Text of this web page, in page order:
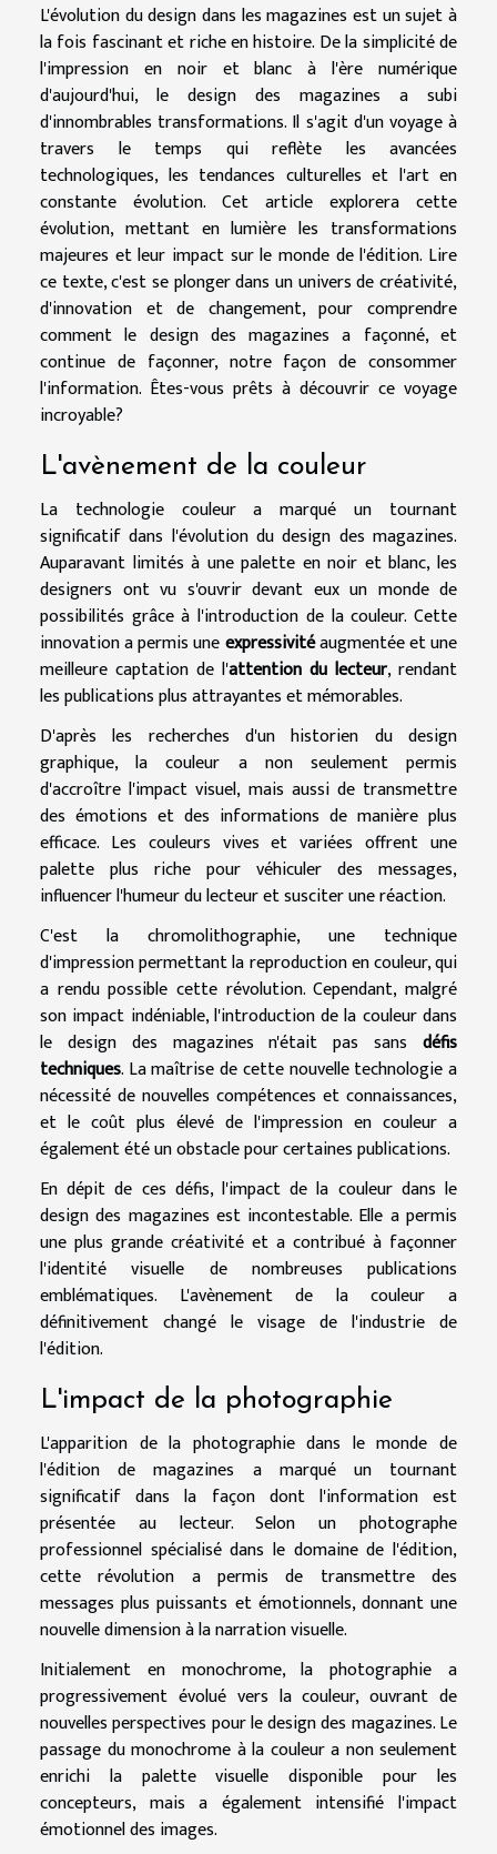
L'évolution du design dans les magazines est un sujet à
la fois fascinant et riche en histoire. De la simplicité de
l'impression en noir et blanc à l'ère numérique
d'aujourd'hui, le design des magazines a subi
d'innombrables transformations. Il s'agit d'un voyage à
travers le temps qui reflète les avancées
technologiques, les tendances culturelles et l'art en
constante évolution. Cet article explorera cette
évolution, mettant en lumière les transformations
majeures et leur impact sur le monde de l'édition. Lire
ce texte, c'est se plonger dans un univers de créativité,
d'innovation et de changement, pour comprendre
comment le design des magazines a façonné, et
continue de façonner, notre façon de consommer
l'information. Êtes-vous prêts à découvrir ce voyage
incroyable?
L'avènement de la couleur
La technologie couleur a marqué un tournant
significatif dans l'évolution du design des magazines.
Auparavant limités à une palette en noir et blanc, les
designers ont vu s'ouvrir devant eux un monde de
possibilités grâce à l'introduction de la couleur. Cette
innovation a permis uneexpressivitéaugmentée et une
meilleure captation de l'attention du lecteur, rendant
les publications plus attrayantes et mémorables.
D'après les recherches d'un historien du design
graphique, la couleur a non seulement permis
d'accroître l'impact visuel, mais aussi de transmettre
des émotions et des informations de manière plus
efficace. Les couleurs vives et variées offrent une
palette plus riche pour véhiculer des messages,
influencer l'humeur du lecteur et susciter une réaction.
C'est la chromolithographie, une technique
d'impression permettant la reproduction en couleur, qui
a rendu possible cette révolution. Cependant, malgré
son impact indéniable, l'introduction de la couleur dans
le design des magazines n'était pas sans défis
techniques. La maîtrise de cette nouvelle technologie a
nécessité de nouvelles compétences et connaissances,
et le coût plus élevé de l'impression en couleur a
également été un obstacle pour certaines publications.
En dépit de ces défis, l'impact de la couleur dans le
design des magazines est incontestable. Elle a permis
une plus grande créativité et a contribué à façonner
l'identité visuelle de nombreuses publications
emblématiques. L'avènement de la couleur a
définitivement changé le visage de l'industrie de
l'édition.
L'impact de la photographie
L'apparition de la photographie dans le monde de
l'édition de magazines a marqué un tournant
significatif dans la façon dont l'information est
présentée au lecteur. Selon un photographe
professionnel spécialisé dans le domaine de l'édition,
cette révolution a permis de transmettre des
messages plus puissants et émotionnels, donnant une
nouvelle dimension à la narration visuelle.
Initialement en monochrome, la photographie a
progressivement évolué vers la couleur, ouvrant de
nouvelles perspectives pour le design des magazines. Le
passage du monochrome à la couleur a non seulement
enrichi la palette visuelle disponible pour les
concepteurs, mais a également intensifié l'impact
émotionnel des images.